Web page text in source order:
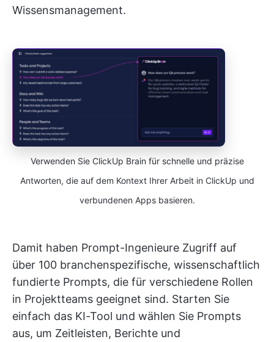
Wissensmanagement.
Verwenden Sie ClickUp Brain für schnelle und präzise
Antworten, die auf dem Kontext Ihrer Arbeit in ClickUp und
verbundenen Apps basieren.
Damit haben Prompt-Ingenieure Zugriff auf
über 100 branchenspezifische, wissenschaftlich
fundierte Prompts, die für verschiedene Rollen
in Projektteams geeignet sind. Starten Sie
einfach das KI-Tool und wählen Sie Prompts
aus, um Zeitleisten, Berichte und